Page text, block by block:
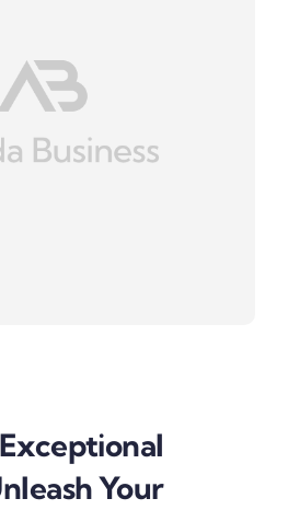
Your